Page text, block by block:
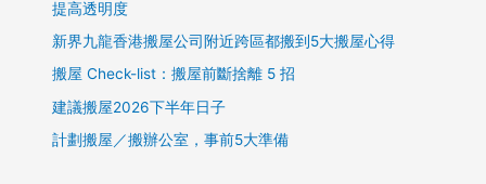
提高透明度
新界九龍香港搬屋公司附近跨區都搬到5大搬屋心得
搬屋 Check-list：搬屋前斷捨離 5 招
建議搬屋2026下半年日子
計劃搬屋／搬辦公室，事前5大準備